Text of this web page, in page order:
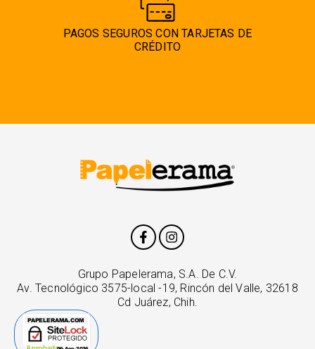
PAGOS SEGUROS CON TARJETAS DE
CRÉDITO
Grupo Papelerama, S.A. De C.V.
Av. Tecnológico 3575-local -19, Rincón del Valle, 32618
Cd Juárez, Chih.